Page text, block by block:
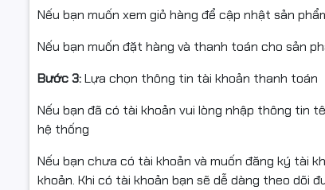
✔ Quản lý nhân viên tại văn phòng, nhà máy, cửa
✔ Phù hợp doanh nghiệp vừa và nhỏ cần hệ
✔ Đồng bộ dữ liệu qua mạng, hỗ trợ báo cáo nhanh
#MayChamCong #RonaldJack #MB23VLW
Nếu bạn muốn xem giỏ hàng để cập nhật sản
Nếu bạn muốn đặt hàng và thanh toán cho sản
Bước 3:Lựa chọn thông tin tài khoản thanh toán
Nếu bạn đã có tài khoản vui lòng nhập thông tin
hệ thống
Nếu bạn chưa có tài khoản và muốn đăng ký tài
khoản. Khi có tài khoản bạn sẽ dễ dàng theo dõi